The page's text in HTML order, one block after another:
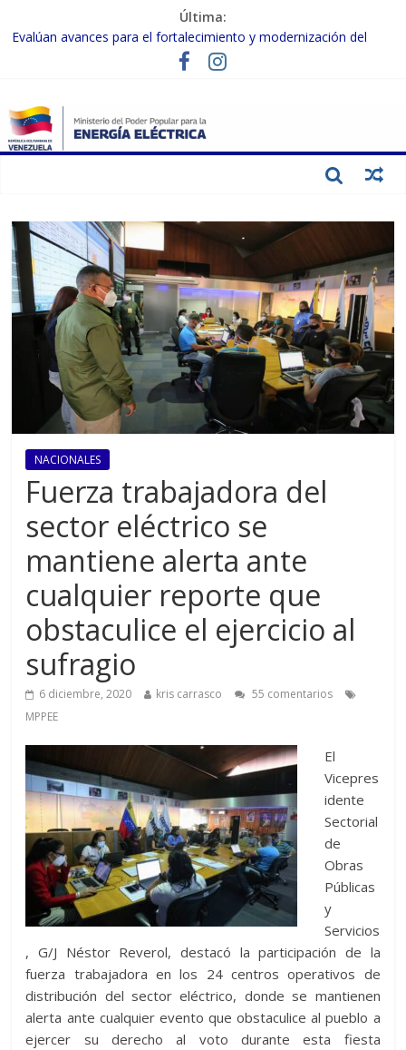
Última:
Evalúan avances para el fortalecimiento y modernización del
Inspeccionan trabajos de rehabilitación en instalaciones del SEN
Gobierno Nacional activa plan preventivo para fortalecer el SEN
ante el fenómeno de El Niño
Termocarabobo recupera el 50% de su capacidad de generación
NACIONALES
Fuerza trabajadora del
sector eléctrico se
mantiene alerta ante
cualquier reporte que
obstaculice el ejercicio al
sufragio
6 diciembre, 2020 kris carrasco
55 comentarios
MPPEE
El
Vicepres
idente
Sectorial
de
Obras
Públicas
y
Servicios
, G/J Néstor Reverol, destacó la participación de la
fuerza trabajadora en los 24 centros operativos de
distribución del sector eléctrico, donde se mantienen
alerta ante cualquier evento que obstaculice al pueblo a
ejercer su derecho al voto durante esta fiesta